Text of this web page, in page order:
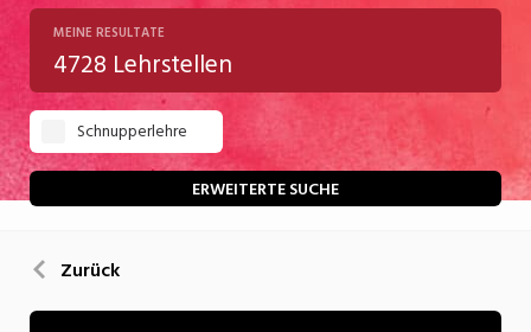
2028
Chemie/Pharma
Gastgewerbe
Gesundheit/Pflege/Soziales
Handwerk/Technik
Kultur
MEINE RESULTATE
4728 Lehrstellen
Schnupperlehre
ERWEITERTE SUCHE
Zurück